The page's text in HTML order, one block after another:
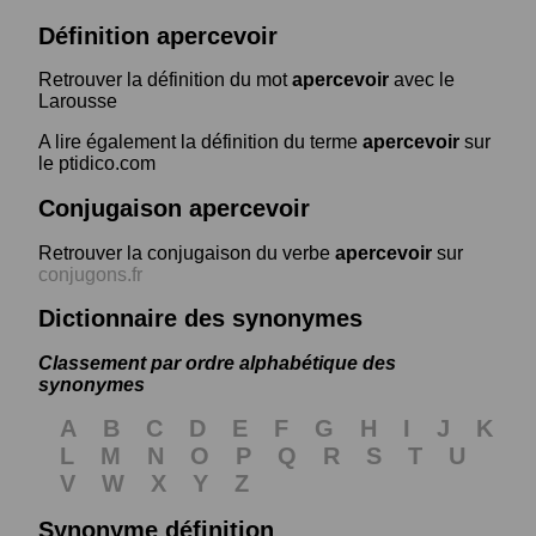
Définition apercevoir
Retrouver la définition du motapercevoir avec le
Larousse
A lire également la définition du terme apercevoir sur
le ptidico.com
Conjugaison apercevoir
Retrouver la conjugaison du verbe apercevoir sur
conjugons.fr
Dictionnaire des synonymes
Classement par ordre alphabétique des
synonymes
A B C D E F G H I J
K
L
M N O P Q R S T
U
V
W X Y
Z
Synonyme définition